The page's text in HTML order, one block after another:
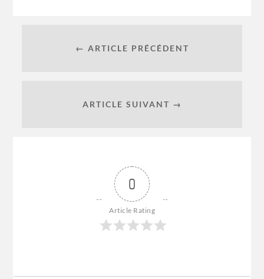
← ARTICLE PRÉCÉDENT
ARTICLE SUIVANT →
0
Article Rating